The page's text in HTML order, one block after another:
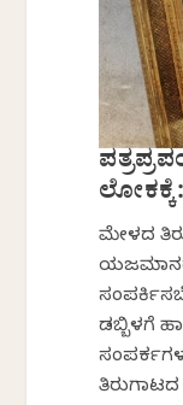
ಲೋಕಕ್ಕೆ:
ಮೇಳದ
ಡಬ್ಬಿಯೊಳಗೆ